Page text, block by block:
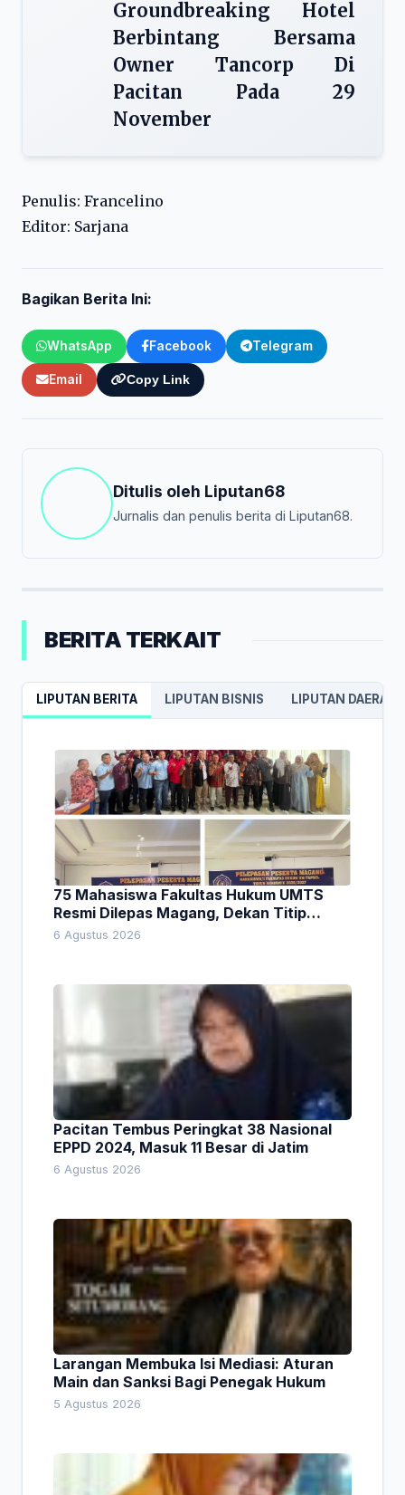
Groundbreaking Hotel
Berbintang Bersama
Owner Tancorp Di
Pacitan Pada 29
November
Penulis: Francelino
Editor: Sarjana
Bagikan Berita Ini:
WhatsApp Facebook Telegram
Email Copy Link
Ditulis oleh Liputan68
Jurnalis dan penulis berita di Liputan68.
BERITA TERKAIT
LIPUTAN BERITA LIPUTAN BISNIS LIPUTAN DAERAH
75 Mahasiswa Fakultas Hukum UMTS
Resmi Dilepas Magang, Dekan Titip
Empat Pesan Penting
6 Agustus 2026
Pacitan Tembus Peringkat 38 Nasional
EPPD 2024, Masuk 11 Besar di Jatim
6 Agustus 2026
Larangan Membuka Isi Mediasi: Aturan
Main dan Sanksi Bagi Penegak Hukum
5 Agustus 2026